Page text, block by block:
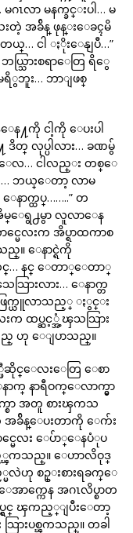
ဂၤလာ မနက္ခင္းပါ… မ
းတဲ့ အခ်ိန္ ဖုန္းေခၚမိ
တယ္… ငါ ႏိုးေနျပီ…”
သြားစရာေတြ ရိွေ
ဘူး… ဘာျဖစ္
န႔ကို ငါ့ကို ေပးပါ
ဒိတ္ လုပ္ပါလား… ခဏမွ်
ေလ… ငါလည္း တစ္ေ
း… ဘယ္ေတာ့ လာမ
နာက္ထပ္……..” တ
မ္ေရွ႕မွာ လူလာေန
မေလးက အိပ္ရာထကာစ
။ ေနာင္ရဲကို
ဟင္… နင္ ေတာ္ေတာ္
သြားလား… ေနာက္တ
ဖြက္ယူလာသည့္ ႏွင္း
က ထပ္ဆင့္အံ့ၾသသြား
သည္ ဟု ေျပာသည္။
ဆိုင္ေလးေတြ ေစာ
ာက္ နာရီဝက္ေလာက္မွာ
စာ အတူ စားၾကသ
အခ်ိန္ေပးတာကို ေက်း
မေလး ေပ်ာ္ေနပံုပ
ကည့္ၾကသည္။ ေဟာလိဝုဒ္
လဲဟု စဥ္းစားရခက္ေ
ာက္ကေန အဂၤလိပ္စာတ
ရွင္ ၾကည့္ျပီးေတာ့
ြားပစ္ၾကသည္။ တခါ